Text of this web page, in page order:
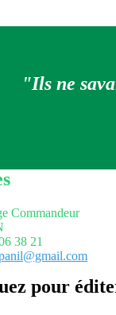
"Ils ne
Commandeur
38 21
pour